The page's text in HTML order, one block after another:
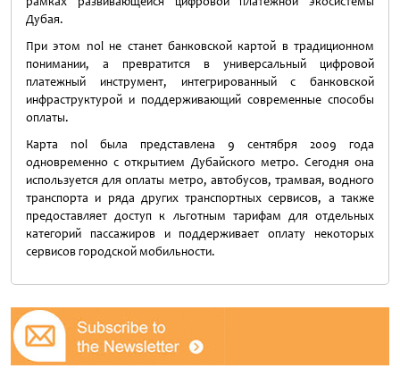
Дубая.
При этом nol не станет банковской картой в традиционном
понимании, а превратится в универсальный цифровой
платежный инструмент, интегрированный с банковской
инфраструктурой и поддерживающий современные способы
оплаты.
Карта nol была представлена 9 сентября 2009 года
одновременно с открытием Дубайского метро. Сегодня она
используется для оплаты метро, автобусов, трамвая, водного
транспорта и ряда других транспортных сервисов, а также
предоставляет доступ к льготным тарифам для отдельных
категорий пассажиров и поддерживает оплату некоторых
сервисов городской мобильности.